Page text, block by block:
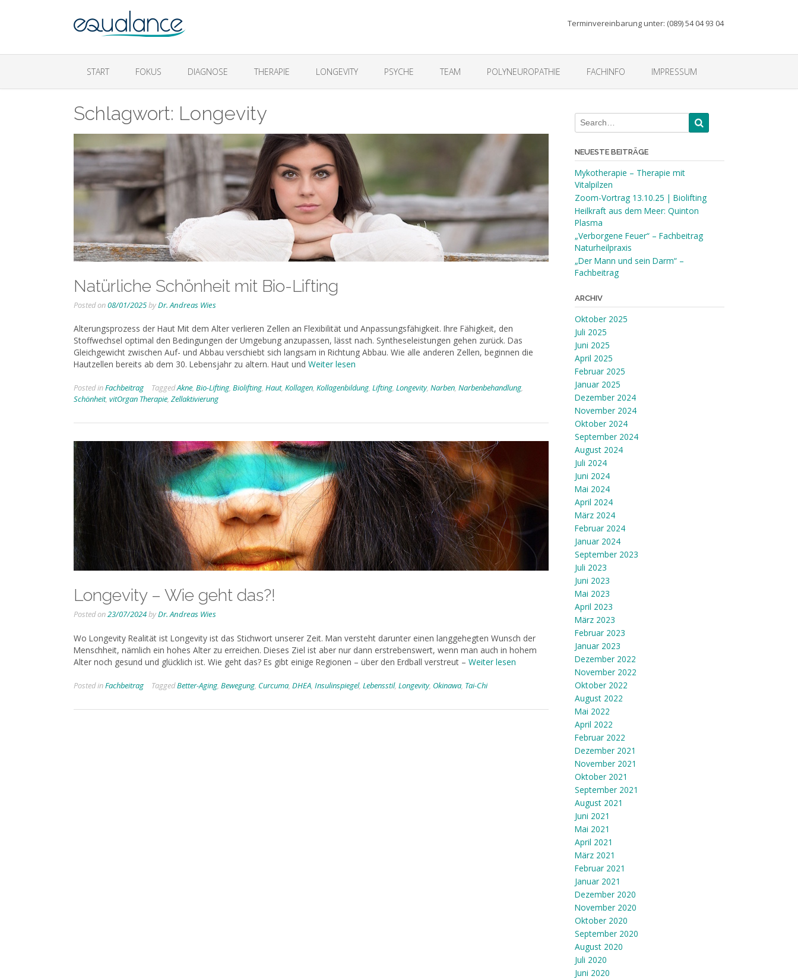
Terminvereinbarung unter: (089) 54 04 93 04
START FOKUS DIAGNOSE THERAPIE LONGEVITY PSYCHE TEAM POLYNEUROPATHIE FACHINFO IMPRESSUM
Schlagwort: Longevity
Natürliche Schönheit mit Bio-Lifting
Posted on08/01/2025byDr. Andreas Wies
Alterungsprozess der Haut Mit dem Alter verlieren Zellen an Flexibilität und Anpassungsfähigkeit. Ihre Fähigkeit, den
Stoffwechsel optimal den Bedingungen der Umgebung anzupassen, lässt nach. Syntheseleistungen gehen zurück. Das
Gleichgewicht zwischen Auf- und Abbau verschiebt sich langsam in Richtung Abbau. Wie alle anderen Zellen, beginnen die
Hautzellen bereits ab dem 30. Lebensjahr zu altern. Haut und Weiter lesen
Posted inFachbeitrag TaggedAkne, Bio-Lifting, Biolifting, Haut, Kollagen, Kollagenbildung, Lifting, Longevity, Narben, Narbenbehandlung,
Schönheit, vitOrgan Therapie, Zellaktivierung
Longevity – Wie geht das?!
Posted on23/07/2024byDr. Andreas Wies
Wo Longevity Realität ist Longevity ist das Stichwort unserer Zeit. Man versteht darunter einen langgehegten Wunsch der
Menschheit, nämlich ein hohes Alter zu erreichen. Dieses Ziel ist aber nur dann erstrebenswert, wenn man auch in hohem
Alter noch gesund und glücklich ist. Wie geht das? Es gibt einige Regionen – über den Erdball verstreut – Weiter lesen
Posted inFachbeitrag TaggedBetter-Aging, Bewegung, Curcuma, DHEA, Insulinspiegel, Lebensstil, Longevity, Okinawa, Tai-Chi
NEUESTE BEITRÄGE
Mykotherapie – Therapie mit
Vitalpilzen
Zoom-Vortrag 13.10.25 | Biolifting
Heilkraft aus dem Meer: Quinton
Plasma
„Verborgene Feuer“ – Fachbeitrag
Naturheilpraxis
„Der Mann und sein Darm“ –
Fachbeitrag
ARCHIV
Oktober 2025
Juli 2025
Juni 2025
April 2025
Februar 2025
Januar 2025
Dezember 2024
November 2024
Oktober 2024
September 2024
August 2024
Juli 2024
Juni 2024
Mai 2024
April 2024
März 2024
Februar 2024
Januar 2024
September 2023
Juli 2023
Juni 2023
Mai 2023
April 2023
März 2023
Februar 2023
Januar 2023
Dezember 2022
November 2022
Oktober 2022
August 2022
Mai 2022
April 2022
Februar 2022
Dezember 2021
November 2021
Oktober 2021
September 2021
August 2021
Juni 2021
Mai 2021
April 2021
März 2021
Februar 2021
Januar 2021
Dezember 2020
November 2020
Oktober 2020
September 2020
August 2020
Juli 2020
Juni 2020